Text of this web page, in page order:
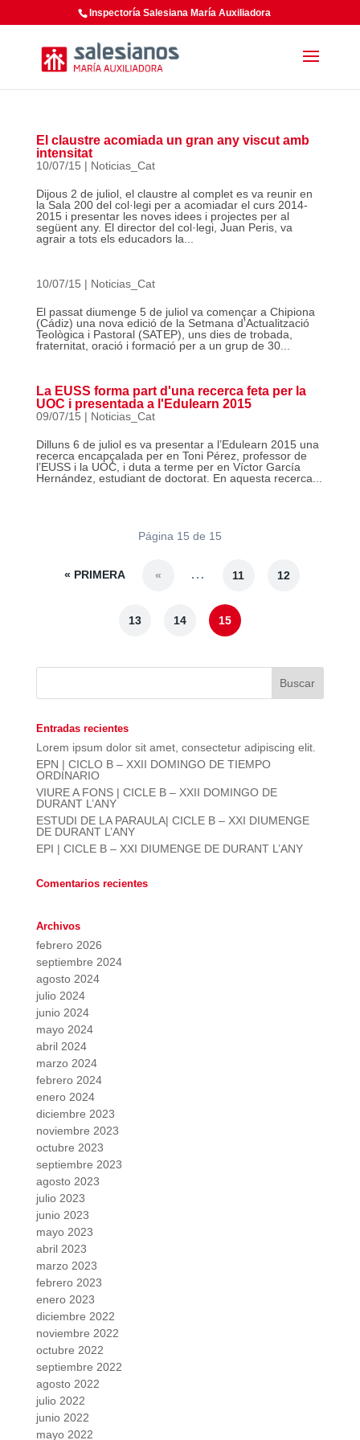
Inspectoría Salesiana María Auxiliadora
El claustre acomiada un gran any viscut amb
intensitat
10/07/15 | Noticias_Cat
Dijous 2 de juliol, el claustre al complet es va reunir en
la Sala 200 del col·legi per a acomiadar el curs 2014-
2015 i presentar les noves idees i projectes per al
següent any. El director del col·legi, Juan Peris, va
agrair a tots els educadors la...
10/07/15 | Noticias_Cat
El passat diumenge 5 de juliol va començar a Chipiona
(Cádiz) una nova edició de la Setmana d’Actualització
Teològica i Pastoral (SATEP), uns dies de trobada,
fraternitat, oració i formació per a un grup de 30...
La EUSS forma part d'una recerca feta per la
UOC i presentada a l'Edulearn 2015
09/07/15 | Noticias_Cat
Dilluns 6 de juliol es va presentar a l’Edulearn 2015 una
recerca encapçalada per en Toni Pérez, professor de
l’EUSS i la UOC, i duta a terme per en Víctor García
Hernández, estudiant de doctorat. En aquesta recerca...
Página 15 de 15
« PRIMERA « ... 11 12
13 14 15
Entradas recientes
Lorem ipsum dolor sit amet, consectetur adipiscing elit.
EPN | CICLO B – XXII DOMINGO DE TIEMPO
ORDINARIO
VIURE A FONS | CICLE B – XXII DOMINGO DE
DURANT L’ANY
ESTUDI DE LA PARAULA| CICLE B – XXI DIUMENGE
DE DURANT L’ANY
EPI | CICLE B – XXI DIUMENGE DE DURANT L’ANY
Comentarios recientes
Archivos
febrero 2026
septiembre 2024
agosto 2024
julio 2024
junio 2024
mayo 2024
abril 2024
marzo 2024
febrero 2024
enero 2024
diciembre 2023
noviembre 2023
octubre 2023
septiembre 2023
agosto 2023
julio 2023
junio 2023
mayo 2023
abril 2023
marzo 2023
febrero 2023
enero 2023
diciembre 2022
noviembre 2022
octubre 2022
septiembre 2022
agosto 2022
julio 2022
junio 2022
mayo 2022